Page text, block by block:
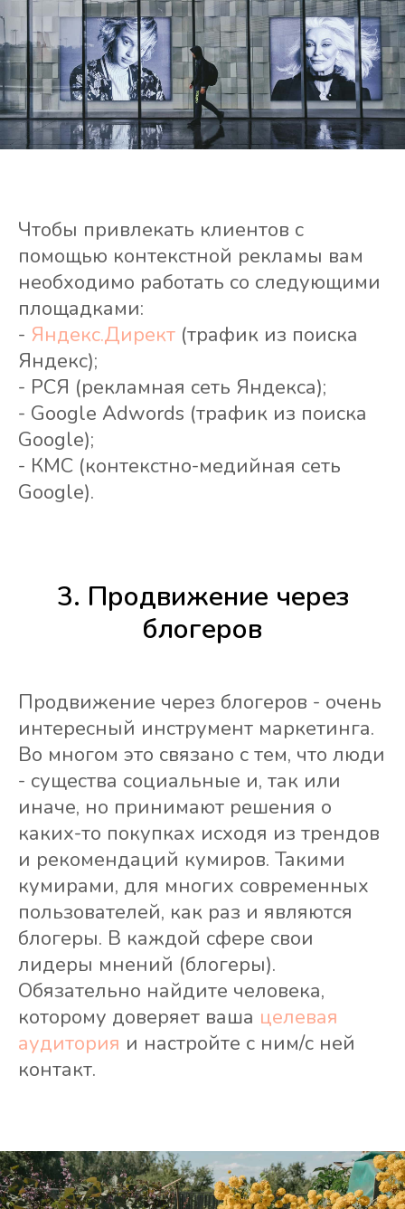
Чтобы привлекать клиентов с
помощью контекстной рекламы вам
необходимо работать со следующими
площадками:
- Яндекс.Директ (трафик из поиска
Яндекс);
- РСЯ (рекламная сеть Яндекса);
- Google Adwords (трафик из поиска
Google);
- КМС (контекстно-медийная сеть
Google).
3. Продвижение через
блогеров
Продвижение через блогеров - очень
интересный инструмент маркетинга.
Во многом это связано с тем, что люди
- существа социальные и, так или
иначе, но принимают решения о
каких-то покупках исходя из трендов
и рекомендаций кумиров. Такими
кумирами, для многих современных
пользователей, как раз и являются
блогеры. В каждой сфере свои
лидеры мнений (блогеры).
Обязательно найдите человека,
которому доверяет ваша целевая
аудитория и настройте с ним/с ней
контакт.